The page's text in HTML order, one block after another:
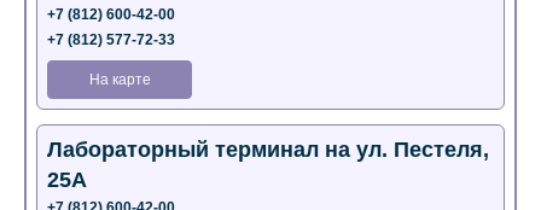
+7 (812) 600-42-00
+7 (812) 577-72-33
На карте
Лабораторный терминал на ул. Пестеля,
25А